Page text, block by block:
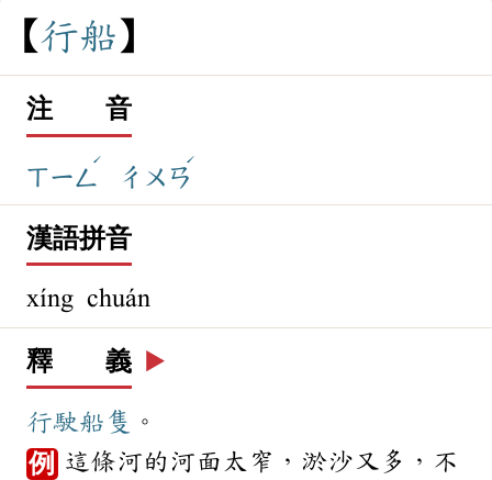
行船
注 音
ㄒㄧㄥ
ˊ
ㄔㄨㄢ
ˊ
漢語拼音
xíng chuán
釋 義 ▶️
行駛船隻 。
例 這條河的河面太窄，淤沙又多，不